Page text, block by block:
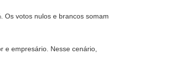
Os votos nulos e brancos somam
e empresário. Nesse cenário,